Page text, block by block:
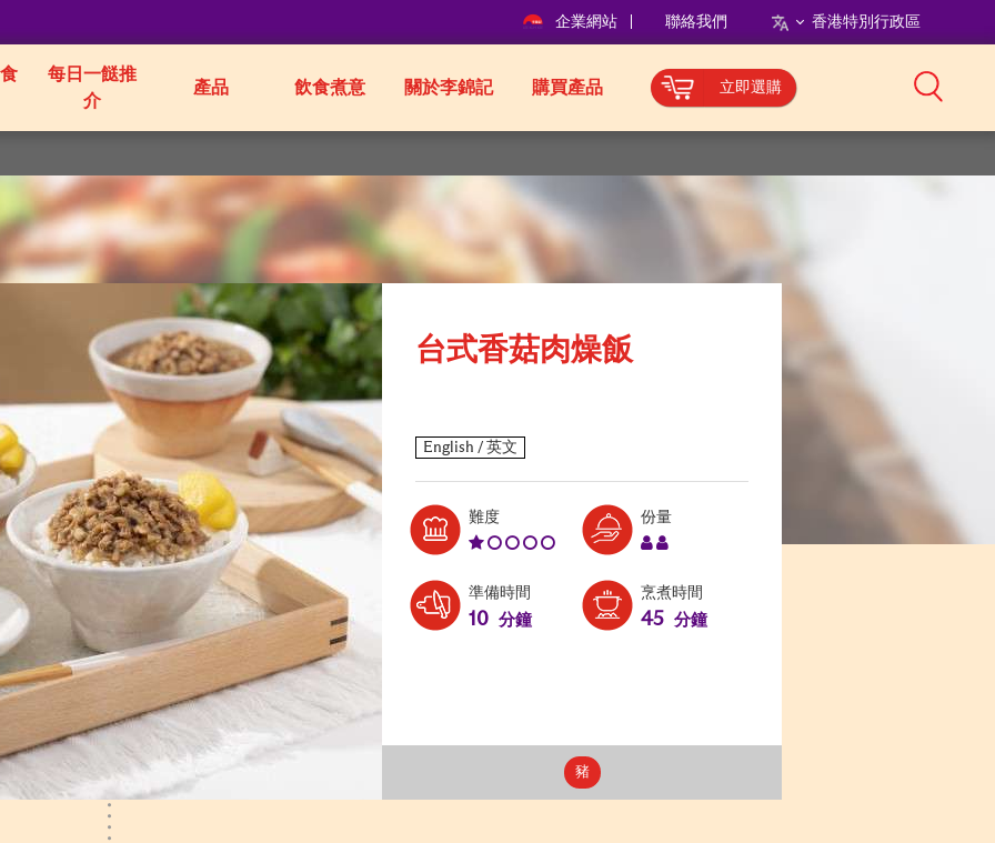
企業網站 聯絡我們 香港特別行政區
每日一餸推
介
產品 飲食煮意 關於李錦記 購買產品 立即選購
台式香菇肉燥飯
難度Level:
份量Serves:
準備時間
10 分鐘
烹煮時間
45 分鐘
豬